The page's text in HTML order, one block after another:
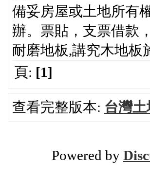
備妥房屋或土地所有
辦。票貼，支票借款
耐磨地板,講究木地板
頁: [1]
查看完整版本: 台灣
Powered by